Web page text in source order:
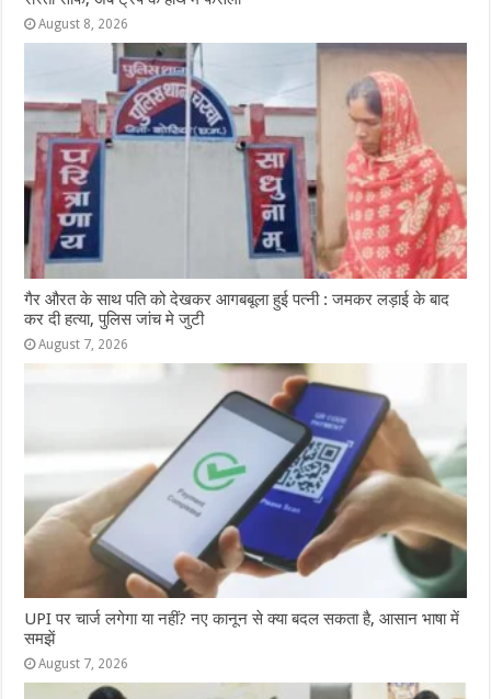
August 8, 2026
गैर औरत के साथ पति को देखकर आगबबूला हुई पत्नी : जमकर लड़ाई के बाद
कर दी हत्या, पुलिस जांच मे जुटी
August 7, 2026
UPI पर चार्ज लगेगा या नहीं? नए कानून से क्या बदल सकता है, आसान भाषा में
समझें
August 7, 2026